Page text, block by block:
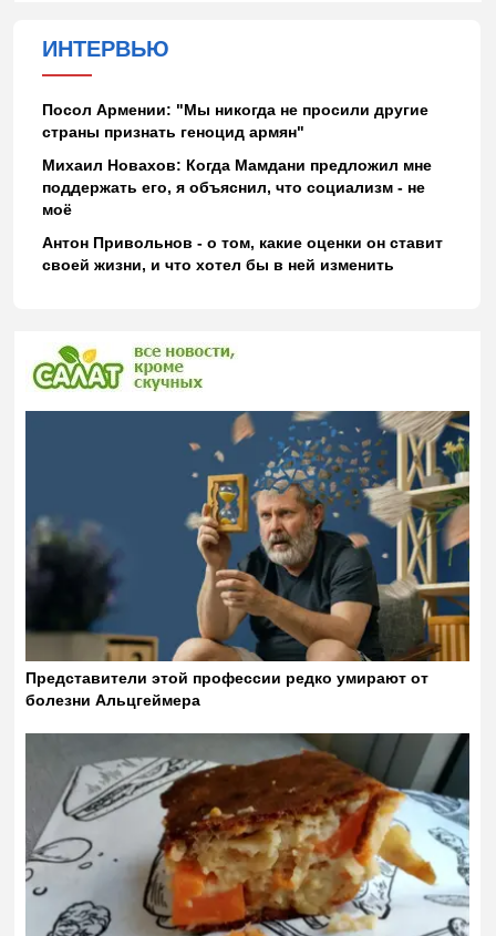
ИНТЕРВЬЮ
Посол Армении: "Мы никогда не просили другие
страны признать геноцид армян"
Михаил Новахов: Когда Мамдани предложил мне
поддержать его, я объяснил, что социализм - не
моё
Антон Привольнов - о том, какие оценки он ставит
своей жизни, и что хотел бы в ней изменить